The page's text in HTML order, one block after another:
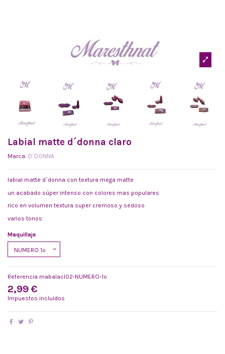
Labial matte d´donna claro
Marca: D´DONNA
labial matte d´donna con textura mega matte
un acabado súper intenso con colores mas populares
rico en volumen textura super cremoso y sedoso
varios tonos
Maquillaje
Referencia mabalacl02-NUMERO-1º
2,99 €
Impuestos incluidos